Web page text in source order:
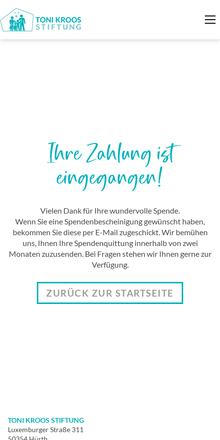
Ihre Zahlung ist
eingegangen!
Vielen Dank für Ihre wundervolle Spende.
Wenn Sie eine Spendenbescheinigung gewünscht haben,
bekommen Sie diese per E-Mail zugeschickt. Wir bemühen
uns, Ihnen Ihre Spendenquittung innerhalb von zwei
Monaten zuzusenden. Bei Fragen stehen wir Ihnen gerne zur
Verfügung.
ZURÜCK ZUR STARTSEITE
TONI KROOS STIFTUNG
Luxemburger Straße 311